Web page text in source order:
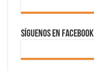
Síguenos en Facebook